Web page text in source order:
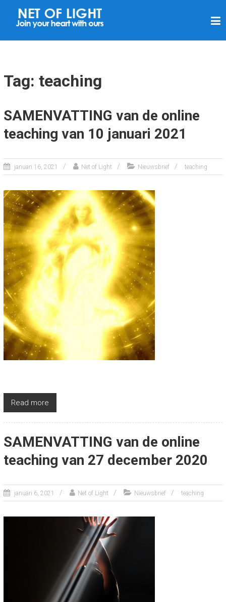
N
A
N
I
C
T
Tag: teaching
SAMENVATTING van de online
teaching van 10 januari 2021
januari 16, 2021 Net of Light Nieuwsbrief teaching
Read more
SAMENVATTING van de online
teaching van 27 december 2020
januari 6, 2021 Net of Light Nieuwsbrief teaching